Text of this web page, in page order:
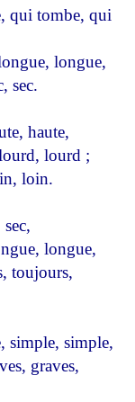
qui tombe, qui
longue,
sec.
haute,
lourd ;
loin.
longue,
toujours,
simple, simple,
graves,